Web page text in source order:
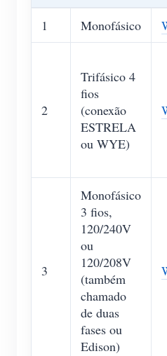
1 Monofásico
2
Trifásico 4
fios
(conexão
ESTRELA
ou WYE)
3
Monofásico
3 fios,
120/240V
ou
120/208V
(também
chamado
de duas
fases ou
Edison)